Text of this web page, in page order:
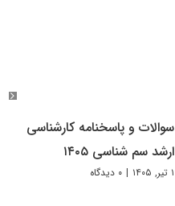
سوالات و پاسخنامه کارشناسی
ارشد سم شناسی ۱۴۰۵
۱ تیر, ۱۴۰۵ | ۰ دیدگاه